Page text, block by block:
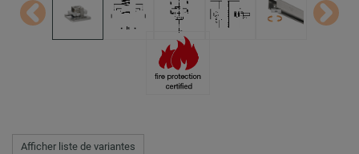
Afficher liste de variantes